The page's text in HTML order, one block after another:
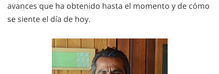
avances que ha obtenido hasta el momento y de cómo
se siente el día de hoy.